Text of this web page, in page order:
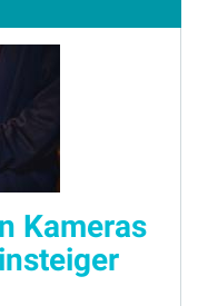
Kameras